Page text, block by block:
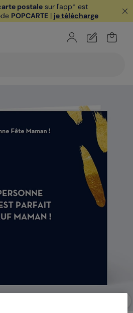
postale sur l'app* est
POPCARTE| je télécharge